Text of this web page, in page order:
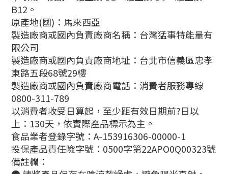
B12。
原產地(國)：馬來西亞
製造廠商或國內負責廠商名稱：台灣猛事特能量有
限公司
製造廠商或國內負責廠商地址：台北市信義區忠孝
東路五段68號29樓
製造廠商或國內負責廠商電話：消費者服務專線
0800-311-789
以消費者收受日算起，至少距有效日期前?日以
上：130天，依實際產品標示為主。
食品業者登錄字號：A-153916306-00000-1
投保產品責任險字號：0500字第22APO0Q00323號
備註欄：